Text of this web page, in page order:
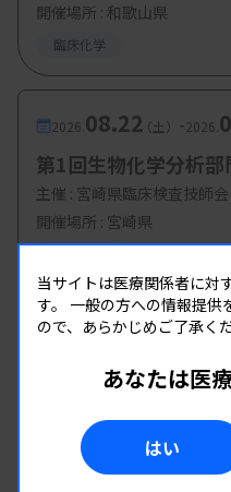
開催場所 : 和歌山県
臨床化学
2026. 08.22（土） -2026.
第1回生物化学分析
主催 : 宮崎県臨床検査技師会
開催場所 : 宮崎県
当サイトは医療関係者に対
す。 一般の方への情報提供
ので、あらかじめご了承く
あなたは医
はい